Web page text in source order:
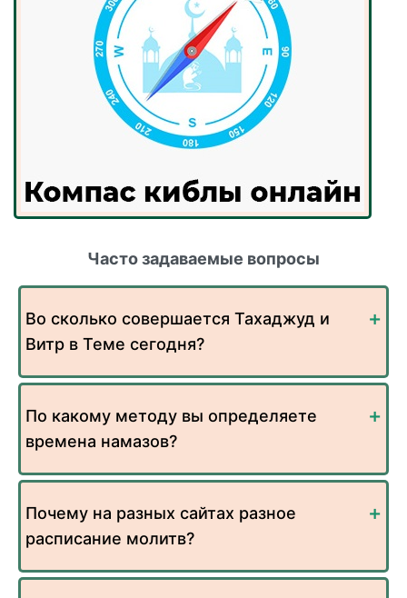
Часто задаваемые вопросы
Во сколько совершается Тахаджуд и
Витр в Теме сегодня?
По какому методу вы определяете
времена намазов?
Почему на разных сайтах разное
расписание молитв?